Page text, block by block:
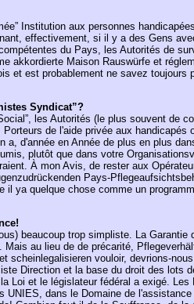
Institution aux personnes
effectivement, si il y a des Gens
du Pays, les Autorités de
akkordierte Maison Rauswürfe et
et est probablement ne savez
Syndicat”?
les Autorités (le plus souvent de
de l'aide privée aux handicapés
a, d'année en Année de plus en plus
plutôt que dans votre
À mon Avis, de rester aux
Pays-
il ya quelque chose comme un
beaucoup trop simpliste. La Garantie
au lieu de de précarité,
scheinlegalisieren vouloir, devrions-
Direction et la base du droit des lots
Loi et le législateur fédéral a exigé. Les
dans le Domaine de